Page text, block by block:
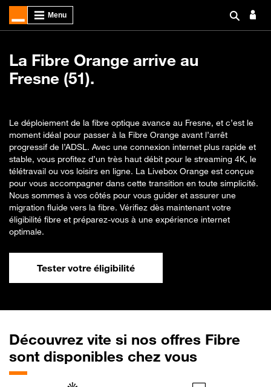
La Fibre Orange arrive au
Fresne (51).
Le déploiement de la fibre optique avance au Fresne, et c’est le
moment idéal pour passer à la Fibre Orange avant l’arrêt
progressif de l’ADSL. Avec une connexion internet plus rapide et
stable, vous profitez d’un très haut débit pour le streaming 4K, le
télétravail ou vos loisirs en ligne. La Livebox Orange est conçue
pour vous accompagner dans cette transition en toute simplicité.
Nous sommes à vos côtés pour vous guider et assurer une
migration fluide vers la fibre. Vérifiez dès maintenant votre
éligibilité fibre et préparez-vous à une expérience internet
optimale.
Tester votre éligibilité
Découvrez vite si nos offres Fibre
sont disponibles chez vous